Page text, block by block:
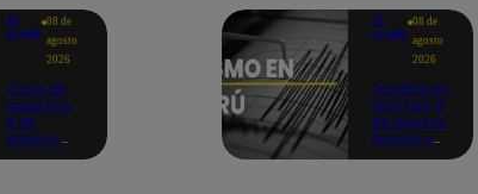
Te
ayudo
08 de
agosto
2026
Corte de
agua hoy,
8 de
agosto:
Te
ayudo
08 de
agosto
2026
Temblor en
Perú hoy, 8
de agosto:
horario y